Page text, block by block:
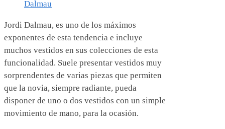
Jordi Dalmau, es uno de los máximos
exponentes de esta tendencia e incluye
muchos vestidos en sus colecciones de esta
funcionalidad. Suele presentar vestidos muy
sorprendentes de varias piezas que permiten
que la novia, siempre radiante, pueda
disponer de uno o dos vestidos con un simple
movimiento de mano, para la ocasión.